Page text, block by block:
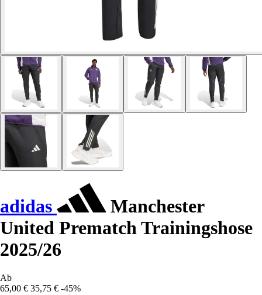
adidas
Manchester
United Prematch Trainingshose
2025/26
Ab
65,00 € 35,75 € -45%